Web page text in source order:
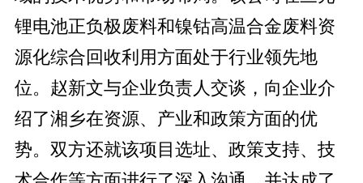
锂电池正负极废料和镍钴高温合金废料资
源化综合回收利用方面处于行业领先地
位。赵新文与企业负责人交谈，向企业介
绍了湘乡在资源、产业和政策方面的优
势。双方还就该项目选址、政策支持、技